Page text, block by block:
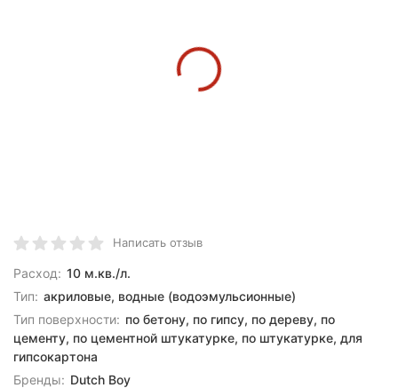
Написать отзыв
Расход: 10 м.кв./л.
Тип: акриловые, водные (водоэмульсионные)
Тип поверхности: по бетону, по гипсу, по дереву, по
цементу, по цементной штукатурке, по штукатурке, для
гипсокартона
Бренды: Dutch Boy